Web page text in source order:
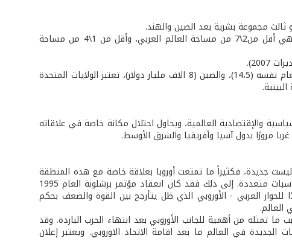
تقدر مساحة دول الإتحاد بما يزيد قليلا عن أربعة ملايين كلم2 وهذه المساحة هي أقل من2\7 من مساحة العالم العربي، وأقل من 1\4 من مساحة
وبذلك يتفوق (نظرياً) على الناتج المحلي الإجمالي للولايات المتحدة الاميركية للعام نفسه (14،5)، والصين (8 الاف مليار دولار)، تعتبر الولايات المتحدة
والإقتصادية العالمية، ويحاول احتلال مكانة خاصة في علاقاته
مرورًا بدول آسيا وأفريقيا والشرق الأوسط.
جديدة، فكثيراً ما تمتعت أوروبا بعلاقة خاصة مع هذه المنطقة
والعالم العربي بالتحديد، وعملت على تدعيمها في المجالات المختلفة وفي مناسبات متعددة. إلى ذلك فقد كان انعقاد مؤتمر برشلونة العام 1995
العربي - الأوروبي الذي ظل يتأرجح بين القوة والضعف بحكم
العالم.
تمثله من أهمية للجانب الأوروبي بعد انتهاء الحرب الباردة. وقد
الجديدة في العالم ما بعد اقامة الاتحاد الاوروبي. ويعتبر إعلان